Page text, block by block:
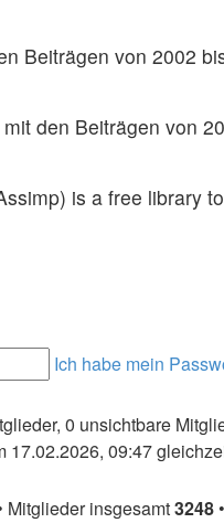
Beiträgen von 2002
den Beiträgen von
is a free library
Ich habe mein
0 unsichtbare
17.02.2026, 09:47
Mitglieder insgesamt3248